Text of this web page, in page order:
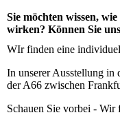
Sie möchten wissen,
wirken? Können Sie
WIr finden eine
In unserer Ausstellung in
der A66 zwischen
Schauen Sie vorbei - Wir